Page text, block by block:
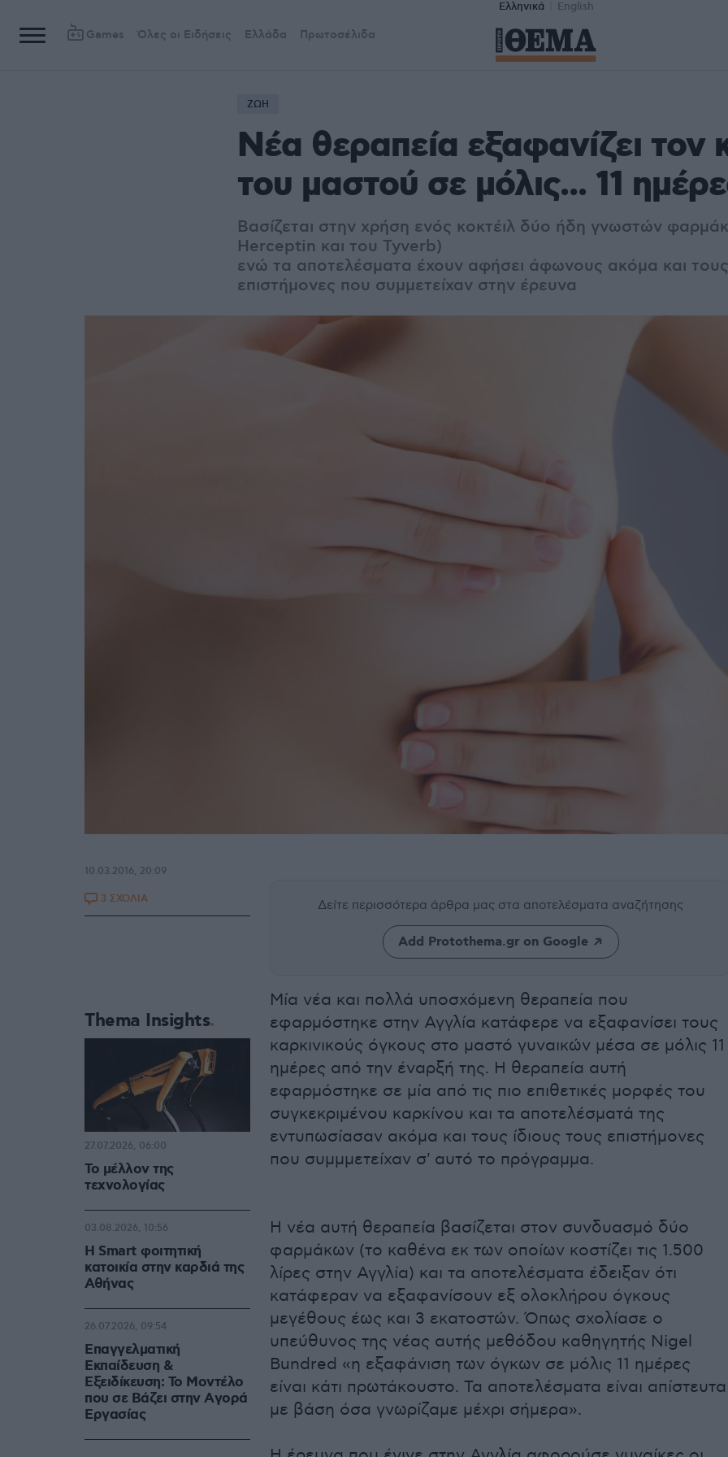
Ελληνικά English
Games Όλες οι Ειδήσεις Ελλάδα Πρωτοσέλιδα
ΖΩΗ
Νέα θεραπεία εξαφανίζει τον
του μαστού σε μόλις... 11
Βασίζεται στην χρήση ενός κοκτέιλ δύο ήδη γνωστών
Herceptin και του Tyverb)
ενώ τα αποτελέσματα έχουν αφήσει άφωνους ακόμα και τους
επιστήμονες που συμμετείχαν στην έρευνα
Δείτε περισσότερα άρθρα μας στα αποτελέσματα αναζήτησης
Add Protothema.gr on Google
Μία νέα και πολλά υποσχόμενη θεραπεία που
εφαρμόστηκε στην Αγγλία κατάφερε να εξαφανίσει τους
καρκινικούς όγκους στο μαστό γυναικών μέσα σε μόλις 11
ημέρες από την έναρξή της. Η θεραπεία αυτή
εφαρμόστηκε σε μία από τις πιο επιθετικές μορφές του
συγκεκριμένου καρκίνου και τα αποτελέσματά της
εντυπωσίασαν ακόμα και τους ίδιους τους επιστήμονες
που συμμμετείχαν σ' αυτό το πρόγραμμα.
Η νέα αυτή θεραπεία βασίζεται στον συνδυασμό δύο
φαρμάκων (το καθένα εκ των οποίων κοστίζει τις 1.500
λίρες στην Αγγλία) και τα αποτελέσματα έδειξαν ότι
κατάφεραν να εξαφανίσουν εξ ολοκλήρου όγκους
μεγέθους έως και 3 εκατοστών. Όπως σχολίασε ο
υπεύθυνος της νέας αυτής μεθόδου καθηγητής Nigel
Bundred «η εξαφάνιση των όγκων σε μόλις 11 ημέρες
είναι κάτι πρωτάκουστο. Τα αποτελέσματα είναι απίστευτα
με βάση όσα γνωρίζαμε μέχρι σήμερα».
10.03.2016, 20:09
3 ΣΧΟΛΙΑ
Thema Insights
Το μέλλον της
τεχνολογίας
27.07.2026, 06:00
Η Smart φοιτητική
κατοικία στην καρδιά της
Αθήνας
03.08.2026, 10:56
Επαγγελματική
Εκπαίδευση &
Εξειδίκευση: Το Mοντέλο
που σε Bάζει στην Aγορά
Eργασίας
26.07.2026, 09:54